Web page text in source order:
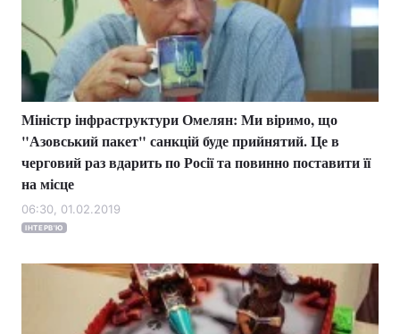
Міністр інфраструктури Омелян: Ми віримо, що
"Азовський пакет" санкцій буде прийнятий. Це в
черговий раз вдарить по Росії та повинно поставити її
на місце
06:30, 01.02.2019
ІНТЕРВ'Ю